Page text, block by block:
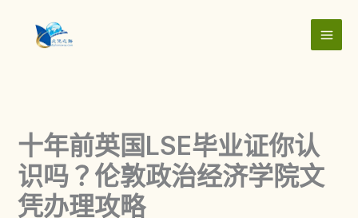
content
十年前英国LSE毕业证你认
识吗？伦敦政治经济学院文
凭办理攻略